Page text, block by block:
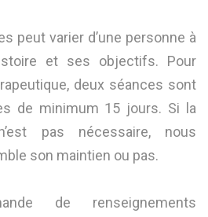
peut varier d’une personne à
et ses objectifs. Pour
deux séances sont
de minimum 15 jours. Si la
pas nécessaire, nous
son maintien ou pas.
de renseignements